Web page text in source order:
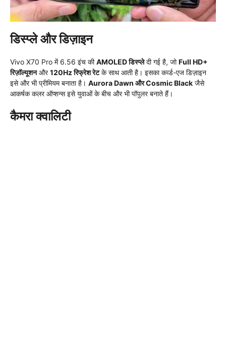
डिस्प्ले और डिज़ाइन
Vivo X70 Pro में 6.56 इंच कीAMOLED डिस्प्लेदी गई है, जोFull HD+
रिज़ॉल्यूशनऔर120Hz रिफ्रेश रेटके साथ आती है। इसका कर्व्ड-एज डिज़ाइन
इसे और भी प्रीमियम बनाता है। Aurora Dawn और Cosmic Black जैसे
आकर्षक कलर ऑप्शन्स इसे युवाओं के बीच और भी पॉपुलर बनाते हैं।
कैमरा क्वालिटी